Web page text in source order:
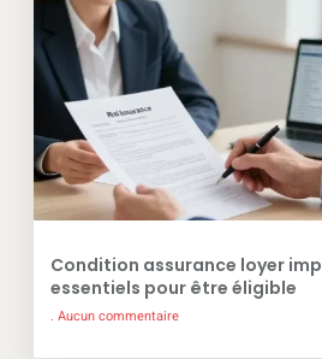
Condition assurance loyer
essentiels pour être éligible
Aucun commentaire